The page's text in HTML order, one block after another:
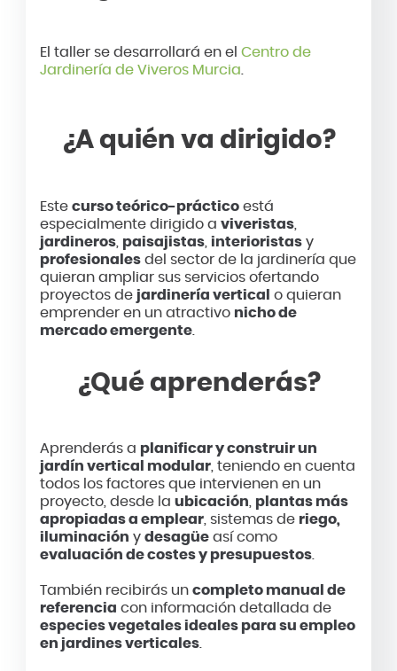
El taller se desarrollará en el Centro de
Jardinería de Viveros Murcia
¿A quién va dirigido?
Este curso teórico-prácticoestá
especialmente dirigido a viveristas,
jardineros, paisajistas, interioristasy
profesionalesdel sector de la jardinería que
quieran ampliar sus servicios ofertando
proyectos de jardinería vertical
o quieran
emprender en un atractivo nicho de
mercado emergente.
¿Qué aprenderás?
Aprenderás a planificar y construir un
jardín vertical modular, teniendo en cuenta
todos los factores que intervienen en un
proyecto, desde la ubicación, plantas más
apropiadas a emplear, sistemas de riego,
iluminación y desagüeasí como
evaluación de costes y presupuestos.
También recibirás un completo manual de
referencia con información detallada de
especies vegetales ideales para su empleo
en jardines verticales.